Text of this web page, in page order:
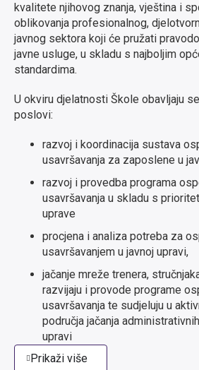
kvalitete njihovog znanja, vještina i
oblikovanja profesionalnog,
javnog sektora koji će pružati
javne usluge, u skladu s najboljim
standardima.
U okviru djelatnosti Škole obavljaju
poslovi:
razvoj i koordinacija sustava
usavršavanja za zaposlene u
razvoj i provedba programa
usavršavanja u skladu s
uprave
procjena i analiza potreba za
usavršavanjem u javnoj upravi,
jačanje mreže trenera,
razvijaju i provode programe
usavršavanja te sudjeluju u
područja jačanja
upravi
Prikaži više